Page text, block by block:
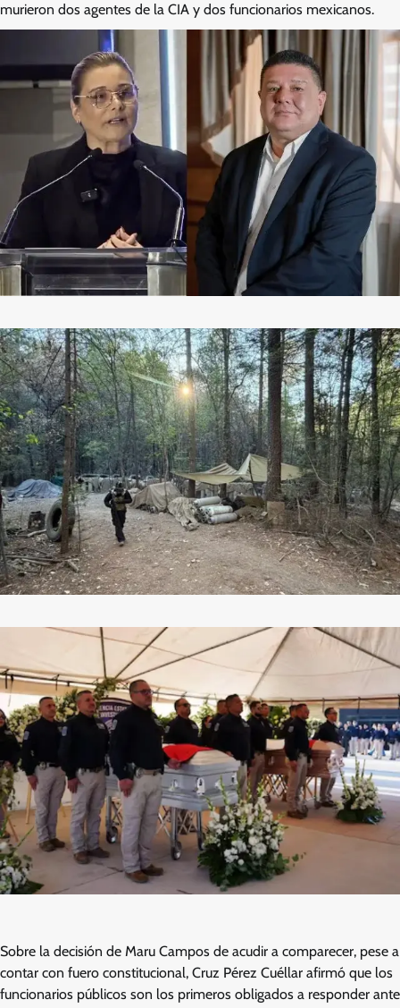
murieron dos agentes de la CIA y dos funcionarios mexicanos.
Sobre la decisión de Maru Campos de acudir a comparecer, pese a
contar con fuero constitucional, Cruz Pérez Cuéllar afirmó que los
funcionarios públicos son los primeros obligados a responder ante